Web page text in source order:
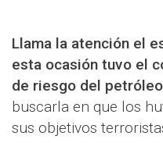
Llama la atención el
esta ocasión tuvo el
de riesgo del petróleo
buscarla en que los
sus objetivos